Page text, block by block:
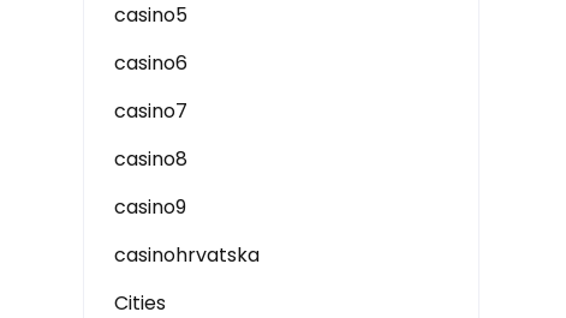
casino5
casino6
casino7
casino8
casino9
casinohrvatska
Cities